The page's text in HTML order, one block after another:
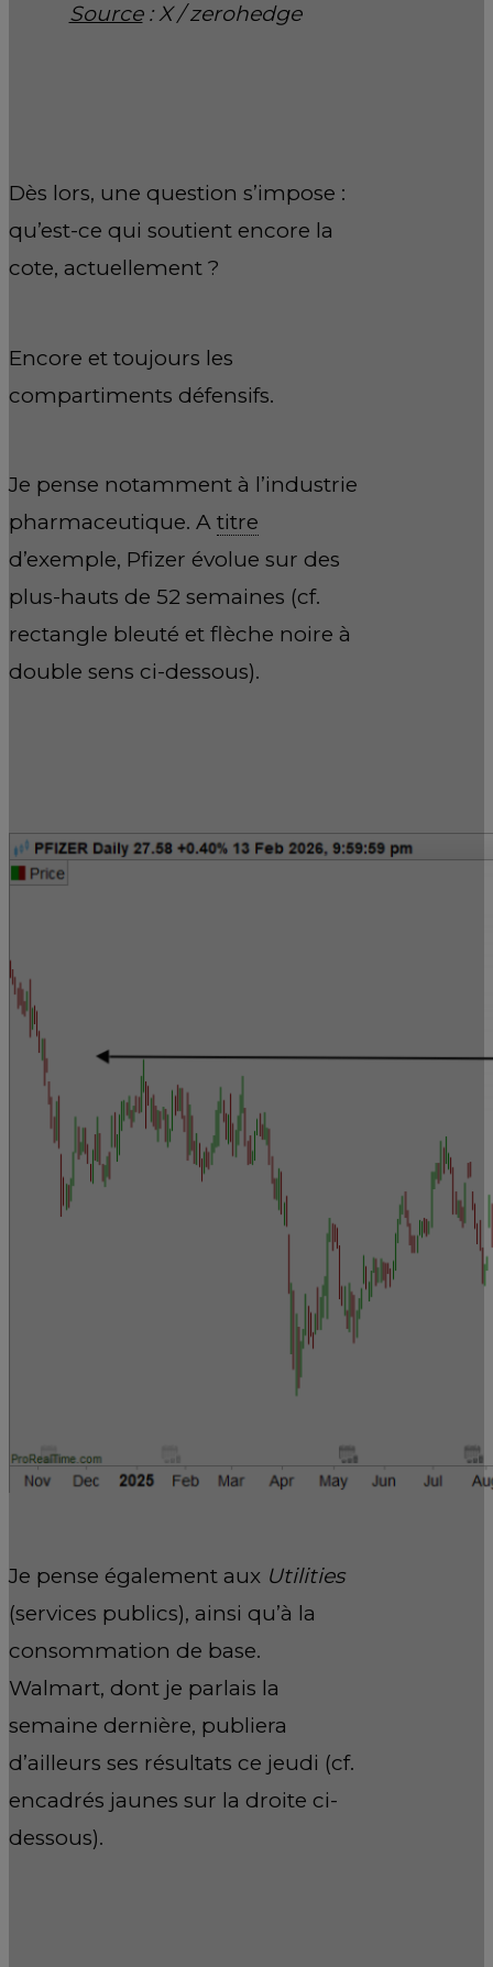
Source: X / zerohedge
Dès lors, une question s’impose :
qu’est-ce qui soutient encore la
cote, actuellement ?
Encore et toujours les
compartiments défensifs.
Je pense notamment à l’industrie
pharmaceutique. A titre
d’exemple, Pfizer évolue sur des
plus-hauts de 52 semaines (cf.
rectangle bleuté et flèche noire à
double sens ci-dessous).
Je pense également aux Utilities
(services publics), ainsi qu’à la
consommation de base.
Walmart, dont je parlais la
semaine dernière, publiera
d’ailleurs ses résultats ce jeudi (cf.
encadrés jaunes sur la droite ci-
dessous).